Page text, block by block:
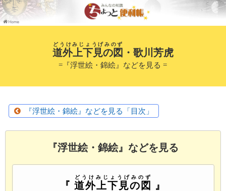
道外上下見の図
どうけみじょうげみのず
・歌川芳虎
=『浮世絵・錦絵』などを見る =
『浮世絵・錦絵』などを見る「目次」
『浮世絵・錦絵』などを見る
『 道外上下見の図
どうけみじょうげみのず
』